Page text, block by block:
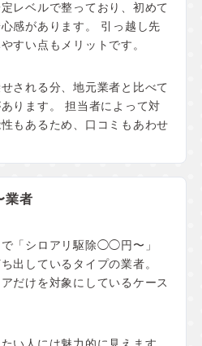
レベルで整っており、初めて
感があります。 引っ越し先
すい点もメリットです。
される分、地元業者と比べて
ります。 担当者によって対
もあるため、口コミもあわせ
業者
「シロアリ駆除◯◯円〜」
出しているタイプの業者。
だけを対象にしているケース